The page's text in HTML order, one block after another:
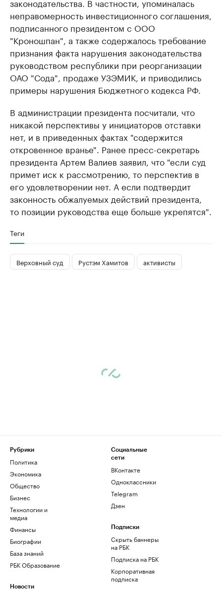
законодательства. В частности, упоминалась
неправомерность инвестиционного соглашения,
подписанного президентом с ООО
"Кроношпан", а также содержалось требование
признания факта нарушения законодательства
руководством республики при реорганизации
ОАО "Сода", продаже УЗЭМИК, и приводились
примеры нарушения Бюджетного кодекса РФ.
В администрации президента посчитали, что
никакой перспективы у инициаторов отставки
нет, и в приведенных фактах "содержится
откровенное вранье". Ранее пресс-секретарь
президента Артем Валиев заявил, что "если суд
примет иск к рассмотрению, то перспектив в
его удовлетворении нет. А если подтвердит
законность обжалуемых действий президента,
то позиции руководства еще больше укрепятся".
Теги
Верховный суд Рустэм Хамитов активисты
Рубрики
Политика
Экономика
Общество
Бизнес
Технологии и
медиа
Финансы
Биографии
База знаний
РБК Образование
Новости
Социальные
сети
ВКонтакте
Одноклассники
Telegram
Дзен
Подписки
Скрыть баннеры
на РБК
Подписка на РБК
Корпоративная
подписка